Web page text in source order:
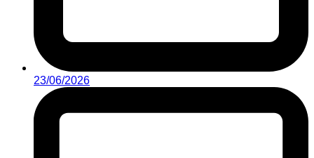
23/06/2026